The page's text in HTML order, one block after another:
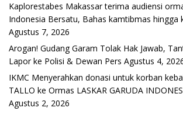
Kaplorestabes Makassar terima audiensi
Indonesia Bersatu, Bahas kamtibmas hingga
Agustus 7, 2026
Arogan! Gudang Garam Tolak Hak Jawab,
Lapor ke Polisi & Dewan Pers Agustus 4,
IKMC Menyerahkan donasi untuk korban
TALLO ke Ormas LASKAR GARUDA
Agustus 2, 2026